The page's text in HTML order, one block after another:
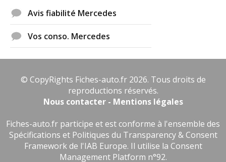
Avis fiabilité Mercedes
Vos conso. Mercedes
© CopyRights Fiches-auto.fr 2026. Tous droits de
reproductions réservés.
Nous contacter - Mentions légales
Fiches-auto.fr participe et est conforme à l'ensemble des
Spécifications et Politiques du Transparency & Consent
Framework de l'IAB Europe. Il utilise la Consent
Management Platform n°92.